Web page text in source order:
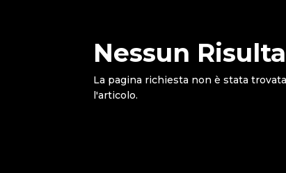
Nessun
La pagina richiesta non è stata
l'articolo.